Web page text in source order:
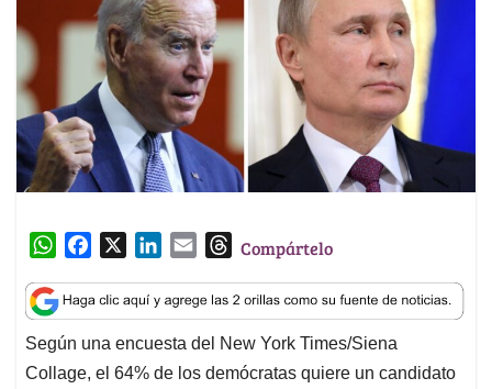
W
a
t
s
A
c
e
b
o
n
k
e
d
a
i
l
T
r
e
a
d
Compártelo
Según una encuesta del New York Times/Siena
Collage, el 64% de los demócratas quiere un candidato